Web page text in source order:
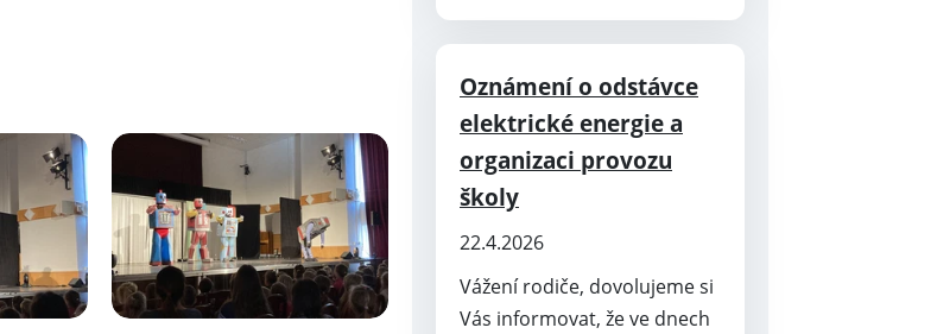
Oznámení o odstávce
elektrické energie a
organizaci provozu
školy
22.4.2026
Vážení rodiče, dovolujeme si
Vás informovat, že ve dnech